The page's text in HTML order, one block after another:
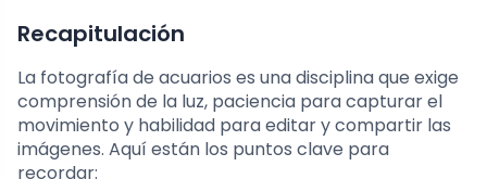
Recapitulación
La fotografía de acuarios es una disciplina que exige
comprensión de la luz, paciencia para capturar el
movimiento y habilidad para editar y compartir las
imágenes. Aquí están los puntos clave para
recordar: